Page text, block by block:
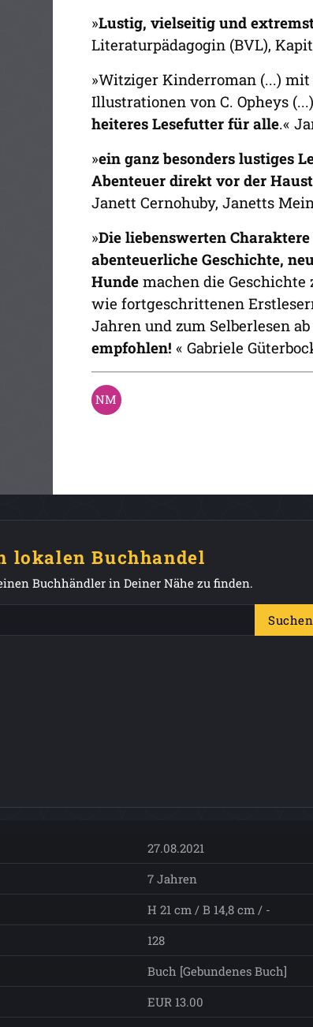
»Lustig, vielseitig und
Literaturpädagogin (BVL),
»Witziger Kinderroman (...)
Illustrationen von C. Opheys
heiteres Lesefutter für alle.«
»ein ganz besonders lustiges
Abenteuer direkt vor der
Janett Cernohuby, Janetts
»Die liebenswerten
abenteuerliche Geschichte,
Hunde machen die
wie fortgeschrittenen
Jahren und zum Selberlesen
empfohlen! « Gabriele
lokalen Buchhandel
Buchhändler in Deiner Nähe zu finden.
Suchen
27.08.2021
7 Jahren
H 21 cm / B 14,8 cm / -
128
Buch [Gebundenes Buch]
EUR 13.00